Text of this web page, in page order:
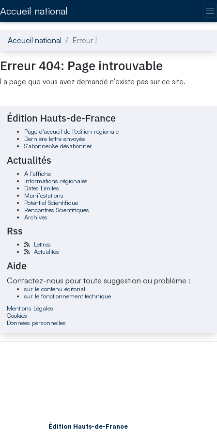
Accueil national
Accueil national Erreur !
Erreur 404: Page introuvable
La page que vous avez demandé n'existe pas sur ce site.
Édition Hauts-de-France
Page d'accueil de l'édition régionale
Dernière lettre envoyée
S'abonner/se désabonner
Actualités
À l'affiche
Informations régionales
Dates Limites
Manifestations
Potentiel Scientifique
Rencontres Scientifiques
Archives
Rss
Lettres
Actualités
Aide
Contactez-nous pour toute suggestion ou problème :
sur le contenu éditorial
sur le fonctionnement technique
Mentions Légales
Cookies
Données personnelles
Édition Hauts-de-France